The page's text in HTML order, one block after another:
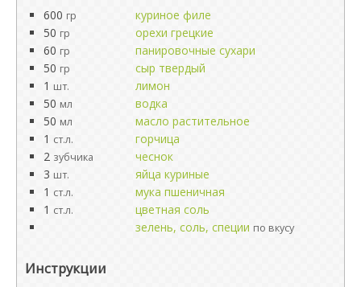
600 гр
куриное филе
50 гр
орехи грецкие
60 гр
панировочные сухари
50 гр
сыр твердый
1 шт.
лимон
50 мл
водка
50 мл
масло растительное
1 ст.л.
горчица
2 зубчика
чеснок
3 шт.
яйца куриные
1 ст.л.
мука пшеничная
1 ст.л.
цветная соль
зелень, соль, специи по вкусу
Инструкции